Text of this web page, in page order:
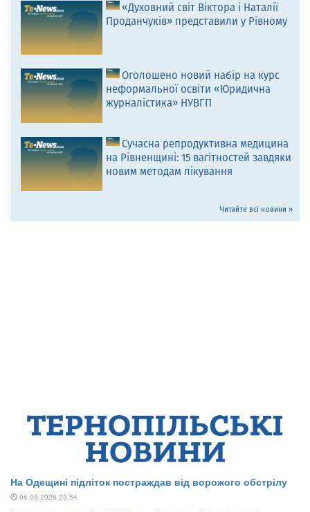
«Духовний світ Віктора і Наталії
Проданчуків» представили у Рівному
Оголошено новий набір на курс
неформальної освіти «Юридична
журналістика» НУВГП
Сучасна репродуктивна медицина
на Рівненщині: 15 вагітностей завдяки
новим методам лікування
Читайте всі новини »